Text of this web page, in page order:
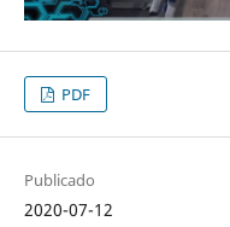
PDF
Publicado
2020-07-12